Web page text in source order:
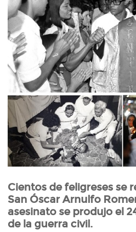
Cientos de feligreses se
San Óscar Arnulfo
asesinato se produjo el
de la guerra civil.